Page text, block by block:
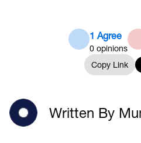
1 Agree
0 opinions
Copy Link
Written By